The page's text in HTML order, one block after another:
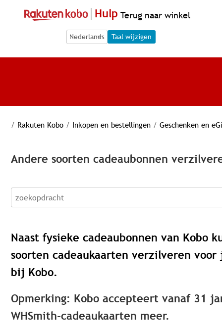
Hulp Terug naar winkel
Language Selection
Language Selection
Taal wijzigen
/ Rakuten Kobo / Inkopen en bestellingen / Geschenken en
Andere soorten cadeaubonnen
zoekopdracht
Naast fysieke cadeaubonnen van Kobo
soorten cadeaukaarten verzilveren voor
bij Kobo.
Opmerking: Kobo accepteert vanaf 31
WHSmith-cadeaukaarten meer.